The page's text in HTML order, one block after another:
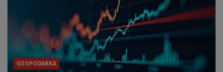
GOSPODARKA